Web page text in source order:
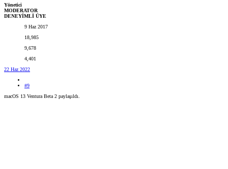
Yönetici
MODERATOR
DENEYİMLİ ÜYE
9 Haz 2017
18,985
9,678
4,401
22 Haz 2022
#9
macOS 13 Ventura Beta 2 paylaşıldı.